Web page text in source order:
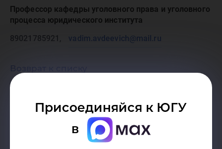
Присоединяйся к ЮГУ
в
Профессор кафедры уголовного права и уголовного
процесса юридического института
89021785921,
vadim.avdeevich@mail.ru
Конференции
Всероссийские